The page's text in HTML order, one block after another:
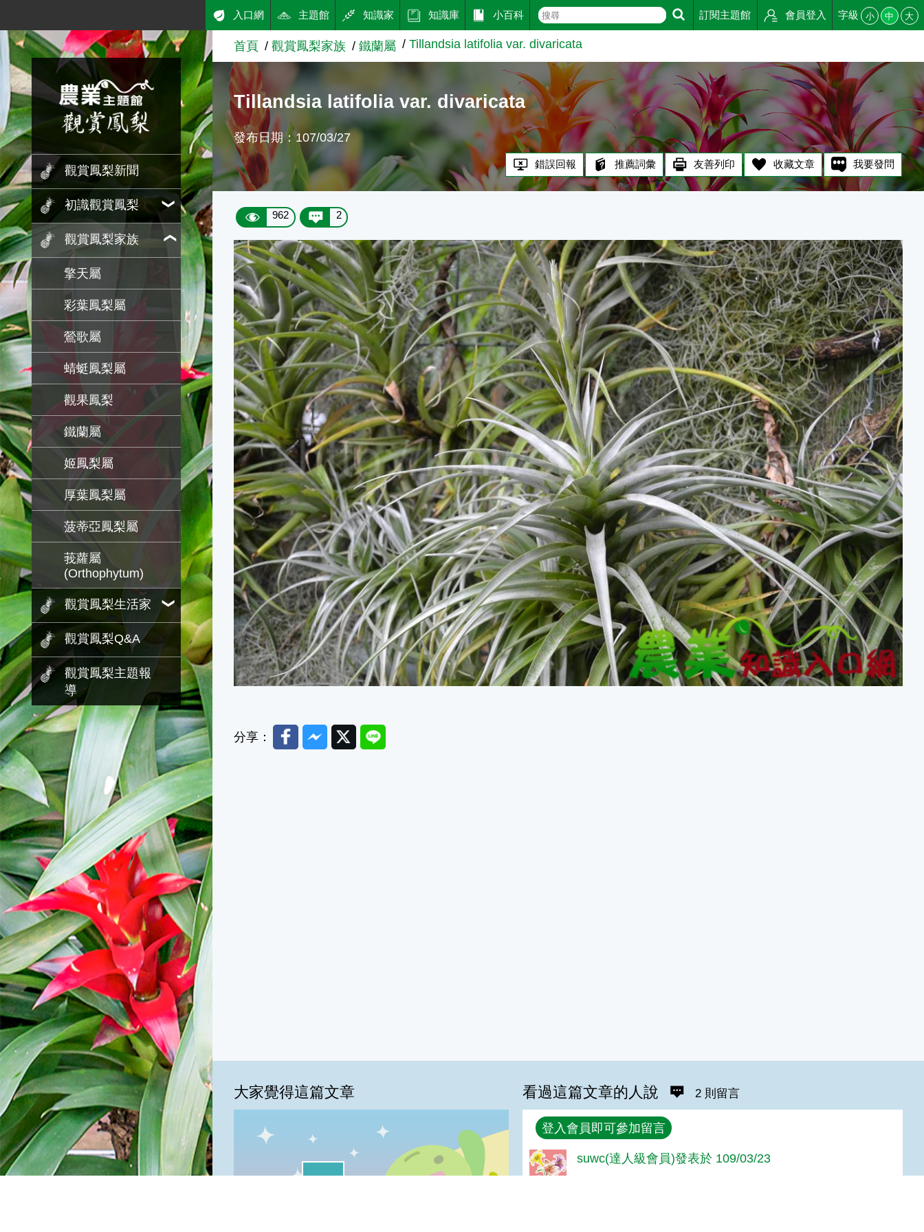
跳到主要內容
農業知識入口網
觀賞鳳梨新聞
初識觀賞鳳梨
觀賞鳳梨家族
擎天屬
彩葉鳳梨屬
鶯歌屬
蜻蜓鳳梨屬
觀果鳳梨
鐵蘭屬
姬鳳梨屬
厚葉鳳梨屬
菠蒂亞鳳梨屬
莪蘿屬
(Orthophytum)
觀賞鳳梨生活家
觀賞鳳梨Q&A
觀賞鳳梨主題報
導
入口網 主題館 知識家 知識庫 小百科 訂閱主題館 會員登入 字級 小 中 大
首頁 觀賞鳳梨家族 鐵蘭屬 Tillandsia latifolia var. divaricata
Tillandsia latifolia var. divaricata
發布日期：107/03/27
錯誤回報 推薦詞彙 友善列印 收藏文章 我要發問
962 2
分享： FacebookMessenger
TwitterLine
大家覺得這篇文章
我喜歡:50%
看過這篇文章的人說 2 則留言
回覆
登入會員即可參加留言
suwc(達人級會員)發表於 109/03/23